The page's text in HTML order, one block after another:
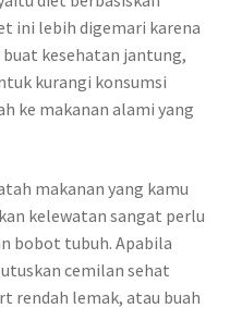
ini lebih digemari karena
kesehatan jantung,
kurangi konsumsi
ke makanan alami yang
makanan yang kamu
kelewatan sangat perlu
bobot tubuh. Apabila
cemilan sehat
rendah lemak, atau buah